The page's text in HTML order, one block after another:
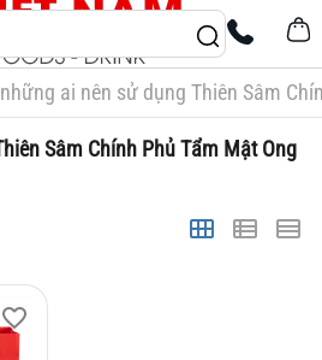
những ai nên sử dụng Thiên Sâm
Sâm Chính Phủ Tẩm Mật Ong